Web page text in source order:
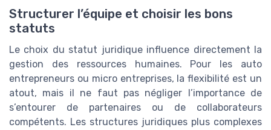
Structurer l’équipe et choisir les bons
statuts
Le choix du statut juridique influence directement la
gestion des ressources humaines. Pour les auto
entrepreneurs ou micro entreprises, la flexibilité est un
atout, mais il ne faut pas négliger l’importance de
s’entourer de partenaires ou de collaborateurs
compétents. Les structures juridiques plus complexes